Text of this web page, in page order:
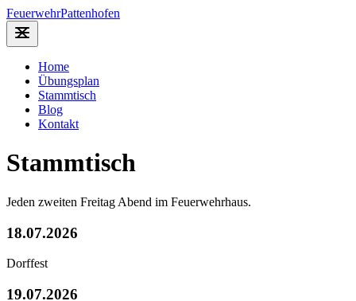
FeuerwehrPattenhofen
Home
Übungsplan
Stammtisch
Blog
Kontakt
Stammtisch
Jeden zweiten Freitag Abend im Feuerwehrhaus.
18.07.2026
Dorffest
19.07.2026